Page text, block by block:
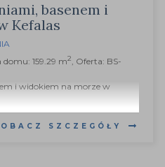
basenem i
Kefalas
159.29 m2, Oferta: BS-
i widokiem na morze w
SZCZEGÓŁY